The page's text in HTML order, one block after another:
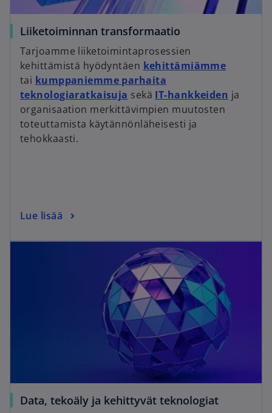
Liiketoiminnan transformaatio
Tarjoamme liiketoimintaprosessien
kehittämistä hyödyntäen kehittämiämme
tai kumppaniemme parhaita
teknologiaratkaisuja sekä IT-hankkeiden ja
organisaation merkittävimpien muutosten
toteuttamista käytännönläheisesti ja
tehokkaasti.
Lue lisää
Data, tekoäly ja kehittyvät teknologiat